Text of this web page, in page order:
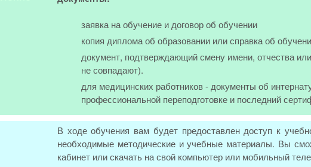
заявка на обучение и договор об обучении
копия диплома об образовании или справка об
документ, подтверждающий смену имени, отчества
не совпадают).
для медицинских работников - документы об
профессиональной переподготовке и последний
В ходе обучения вам будет предоставлен доступ к
необходимые методические и учебные материалы. Вы
кабинет или скачать на свой компьютер или мобильный